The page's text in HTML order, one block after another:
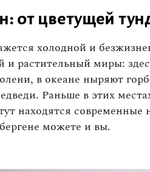
от цветущей
холодной и
и растительный миры:
в океане ныряют
Раньше в этих
находятся
можете и вы.